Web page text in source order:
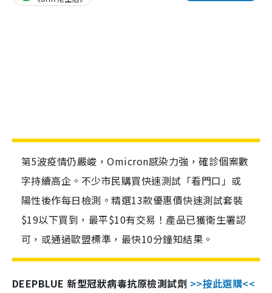
第5波疫情仍嚴峻，Omicron感染力強，確診個案數
字持續高企。不少市民購買快速測試「看門口」或
陽性後作每日檢測。精選13款優惠價快速測試套裝
$19以下買到，最平$10有交易！產品已獲衛生署認
可，或通過歐盟標準，最快10分鐘知結果。
DEEPBLUE 新型冠狀病毒抗原檢測試劑 >>按此選購<<